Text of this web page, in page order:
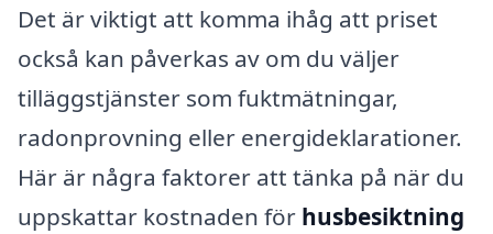
Det är viktigt att komma ihåg att priset
också kan påverkas av om du väljer
tilläggstjänster som fuktmätningar,
radonprovning eller energideklarationer.
Här är några faktorer att tänka på när du
uppskattar kostnaden för husbesiktning